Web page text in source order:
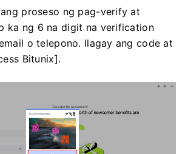
proseso ng pag-verify at
ka ng 6 na digit na verification
o telepono. Ilagay ang code at
Bitunix].